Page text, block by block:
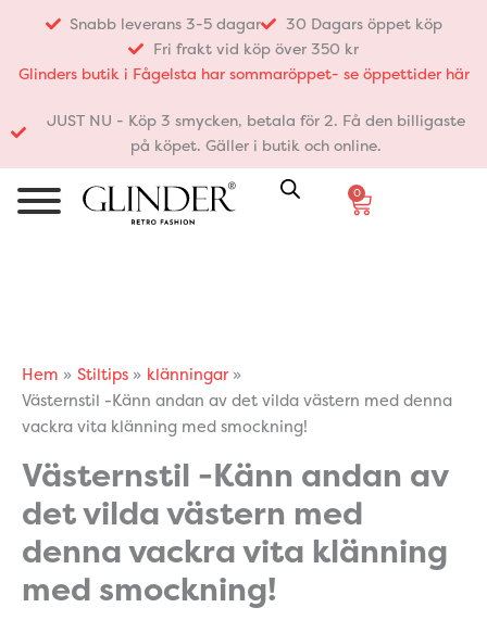
innehåll
Snabb leverans 3-5 dagar
30 Dagars öppet köp
Fri frakt vid köp över 350 kr
Glinders butik i Fågelsta har sommaröppet- se öppettider här
JUST NU - Köp 3 smycken, betala för 2. Få den billigaste
på köpet. Gäller i butik och online.
0
Varukorg
Hem Stiltips
klänningar
Västernstil -Känn andan av det vilda västern med denna
vackra vita klänning med smockning!
Västernstil -Känn andan av
det vilda västern med
denna vackra vita klänning
med smockning!